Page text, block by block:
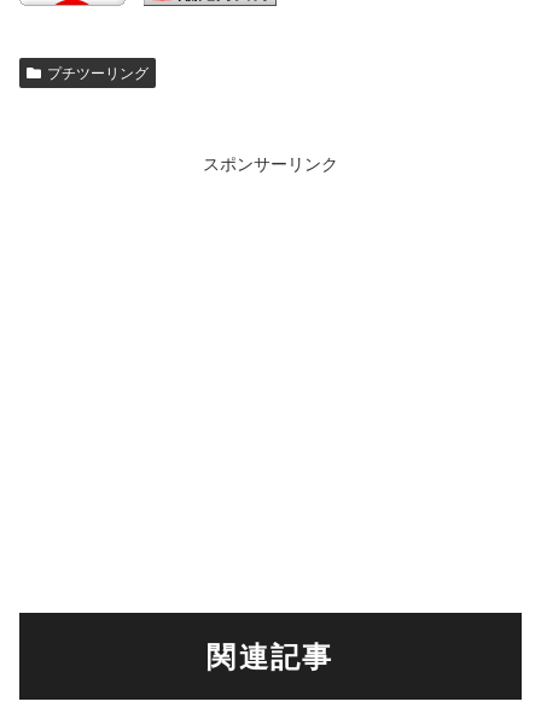
プチツーリング
スポンサーリンク
関連記事